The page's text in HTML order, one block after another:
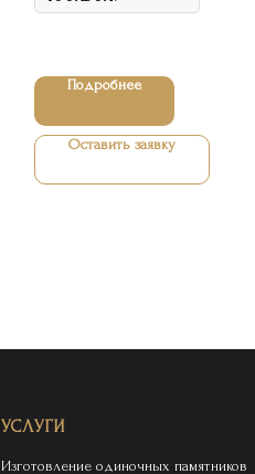
Подробнее
Оставить заявку
УСЛУГИ
Изготовление одиночных памятников